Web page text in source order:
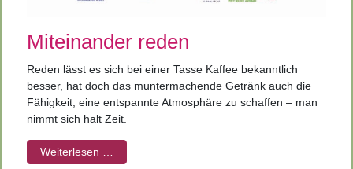
Miteinander reden
Reden lässt es sich bei einer Tasse Kaffee bekanntlich
besser, hat doch das muntermachende Getränk auch die
Fähigkeit, eine entspannte Atmosphäre zu schaffen – man
nimmt sich halt Zeit.
Weiterlesen …